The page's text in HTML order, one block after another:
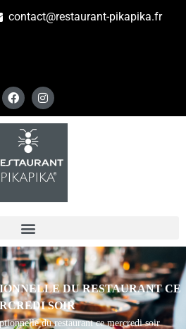
contact@restaurant-pikapika.fr
DU RESTAURANT CE
SOIR
du restaurant ce mercredi soir